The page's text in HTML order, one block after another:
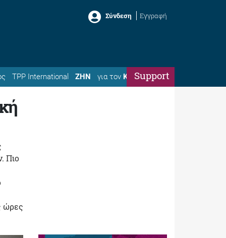
Σύνδεση Εγγραφή
TPP International ΖΗΝ για τον ΚώσταSupport
Πιο
ώρες